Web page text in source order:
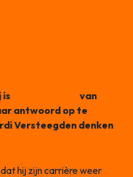
is
van
antwoord op te
Versteegden denken
hij zijn carrière weer